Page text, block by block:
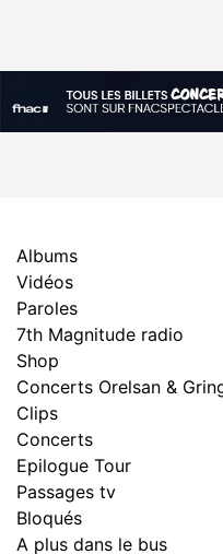
Albums
Vidéos
Paroles
7th Magnitude radio
Shop
Concerts Orelsan &
Clips
Concerts
Epilogue Tour
Passages tv
Bloqués
A plus dans le bus